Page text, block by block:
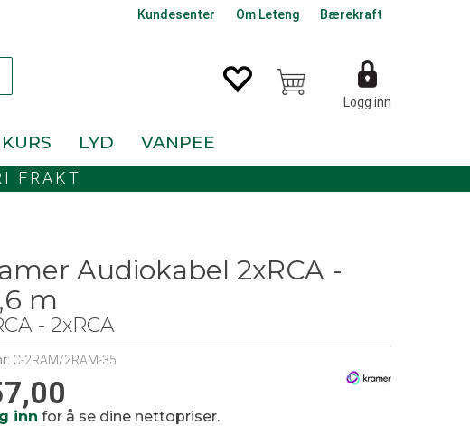
Kundesenter Om Leteng Bærekraft
Logg inn
KURS LYD VANPEE
FRAKT
Audiokabel 2xRCA -
m
- 2xRCA
C-2RAM/2RAM-35
inn for å se dine nettopriser.